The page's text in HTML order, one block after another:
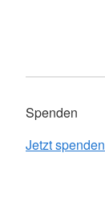
Spenden
Jetzt spenden